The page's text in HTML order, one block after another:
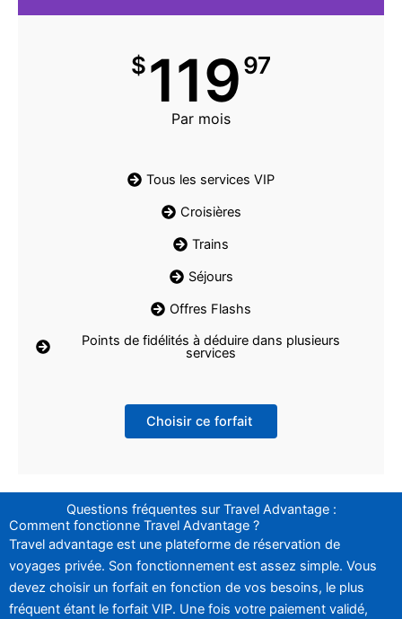
$11997
Par mois
Tous les services VIP
Croisières
Trains
Séjours
Offres Flashs
Points de fidélités à déduire dans plusieurs
services
Choisir ce forfait
Questions fréquentes sur Travel Advantage :
Comment fonctionne Travel Advantage ?
Travel advantage est une plateforme de réservation de
voyages privée. Son fonctionnement est assez simple. Vous
devez choisir un forfait en fonction de vos besoins, le plus
fréquent étant le forfait VIP. Une fois votre paiement validé,